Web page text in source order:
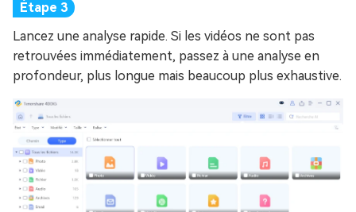
Lancez une analyse rapide. Si les vidéos ne sont pas
retrouvées immédiatement, passez à une analyse en
profondeur, plus longue mais beaucoup plus exhaustive.